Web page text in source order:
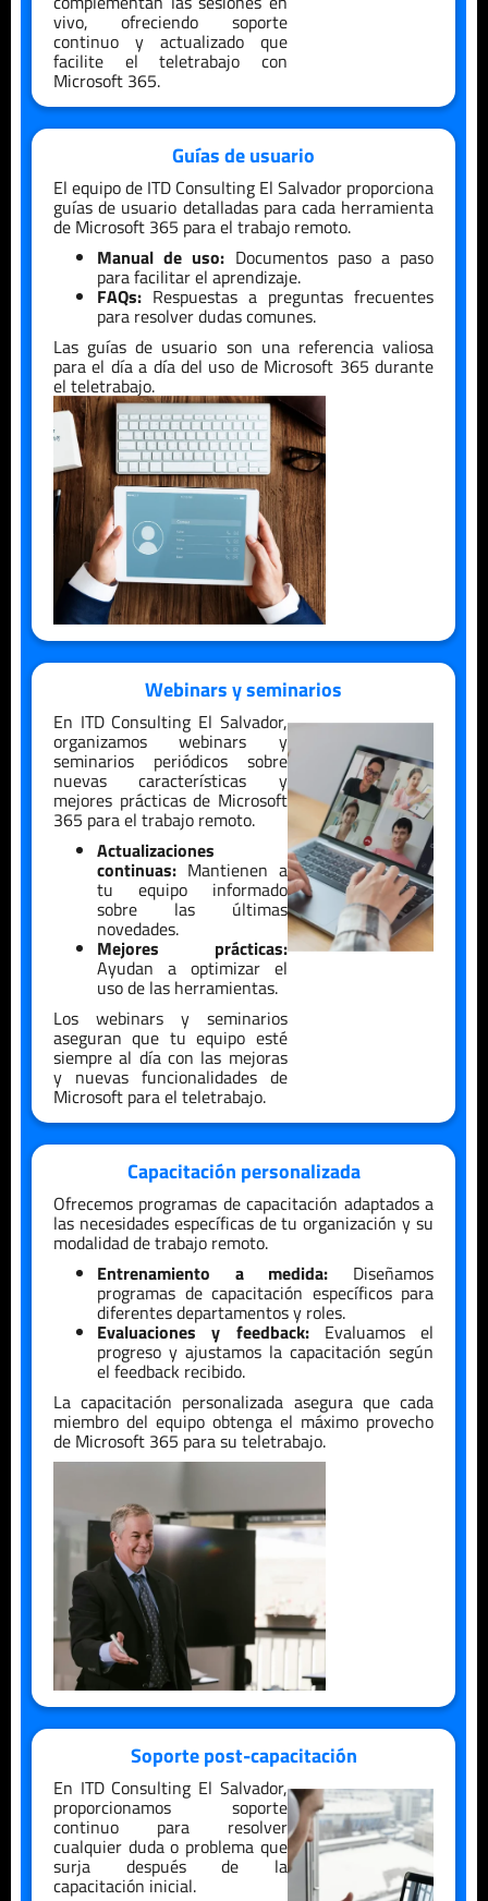
vivo, ofreciendo soporte
continuo y actualizado que
facilite el teletrabajo con
Microsoft 365.
Guías de usuario
El equipo de ITD Consulting El Salvador proporciona
guías de usuario detalladas para cada herramienta
de Microsoft 365 para el trabajo remoto.
Manual de uso: Documentos paso a paso
para facilitar el aprendizaje.
FAQs: Respuestas a preguntas frecuentes
para resolver dudas comunes.
Las guías de usuario son una referencia valiosa
para el día a día del uso de Microsoft 365 durante
el teletrabajo.
Webinars y seminarios
En ITD Consulting El Salvador,
organizamos webinars y
seminarios periódicos sobre
nuevas características y
mejores prácticas de Microsoft
365 para el trabajo remoto.
Actualizaciones
continuas: Mantienen a
tu equipo informado
sobre las últimas
novedades.
Mejores prácticas:
Ayudan a optimizar el
uso de las herramientas.
Los webinars y seminarios
aseguran que tu equipo esté
siempre al día con las mejoras
y nuevas funcionalidades de
Microsoft para el teletrabajo.
Capacitación personalizada
Ofrecemos programas de capacitación adaptados a
las necesidades específicas de tu organización y su
modalidad de trabajo remoto.
Entrenamiento a medida: Diseñamos
programas de capacitación específicos para
diferentes departamentos y roles.
Evaluaciones y feedback:Evaluamos el
progreso y ajustamos la capacitación según
el feedback recibido.
La capacitación personalizada asegura que cada
miembro del equipo obtenga el máximo provecho
de Microsoft 365 para su teletrabajo.
Soporte post-capacitación
En ITD Consulting El Salvador,
proporcionamos soporte
continuo para resolver
cualquier duda o problema que
surja después de la
capacitación inicial.